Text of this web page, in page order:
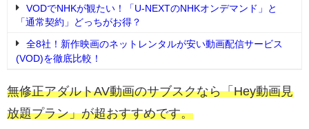
VODでNHKが観たい！「U-NEXTのNHKオンデマンド」と
「通常契約」どっちがお得？
全8社！新作映画のネットレンタルが安い動画配信サービス
(VOD)を徹底比較！
無修正アダルトAV動画のサブスクなら「Hey動画見
放題プラン」が超おすすめです。